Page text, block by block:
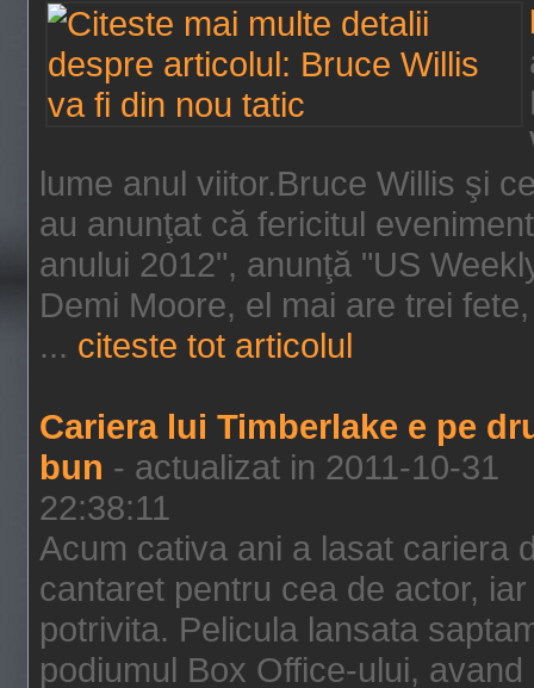
lume anul viitor.Bruce Willis şi
au anunţat că fericitul
anului 2012", anunţă "US
Demi Moore, el mai are trei
... citeste tot articolul
Cariera lui Timberlake e pe
bun - actualizat in 2011-10-31
22:38:11
Acum cativa ani a lasat cariera
cantaret pentru cea de actor,
potrivita. Pelicula lansata
podiumul Box Office-ului,